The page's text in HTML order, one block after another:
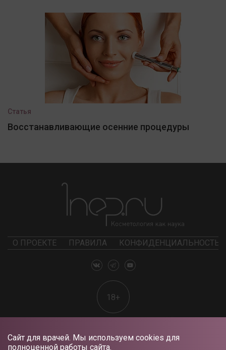
Сайт для врачей. Мы используем cookies для
полноценной работы сайта.
Статья
Восстанавливающие осенние процедуры
О ПРОЕКТЕ ПРАВИЛА КОНФИДЕНЦИАЛЬНОСТЬ
18+